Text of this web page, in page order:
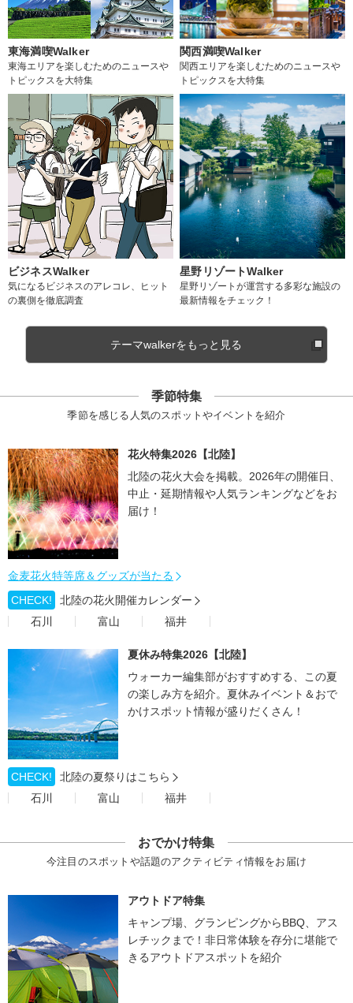
東海満喫Walker
東海エリアを楽しむためのニュースや
トピックスを大特集
関西満喫Walker
関西エリアを楽しむためのニュースや
トピックスを大特集
ビジネスWalker
気になるビジネスのアレコレ、ヒット
の裏側を徹底調査
星野リゾートWalker
星野リゾートが運営する多彩な施設の
最新情報をチェック！
テーマwalkerをもっと見る
季節特集
季節を感じる人気のスポットやイベントを紹介
花火特集2026【北陸】
北陸の花火大会を掲載。2026年の開催日、
中止・延期情報や人気ランキングなどをお
届け！
金麦花火特等席＆グッズが当たる
CHECK!
北陸の花火開催カレンダー
石川
富山 福井
夏休み特集2026【北陸】
ウォーカー編集部がおすすめする、この夏
の楽しみ方を紹介。夏休みイベント＆おで
かけスポット情報が盛りだくさん！
CHECK!
北陸の夏祭りはこちら
石川
富山 福井
おでかけ特集
今注目のスポットや話題のアクティビティ情報をお届け
アウトドア特集
キャンプ場、グランピングからBBQ、アス
レチックまで！非日常体験を存分に堪能で
きるアウトドアスポットを紹介